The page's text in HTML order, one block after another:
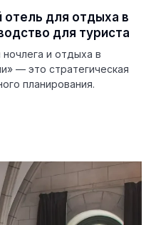
отель для отдыха в
для туриста
и отдыха в
— это стратегическая
планирования.